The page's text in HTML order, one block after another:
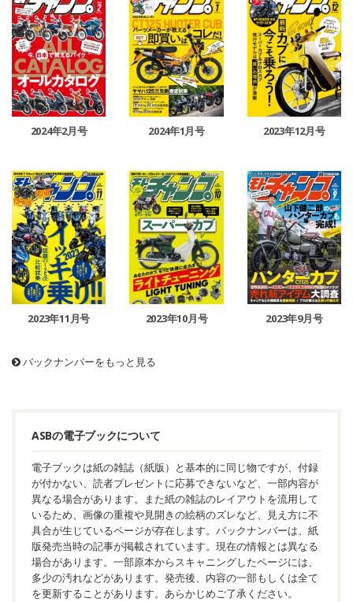
2024年2月号 2024年1月号 2023年12月号
2023年11月号 2023年10月号 2023年9月号
バックナンバーをもっと見る
ASBの電子ブックについて
電子ブックは紙の雑誌（紙版）と基本的に同じ物ですが、付録
が付かない、読者プレゼントに応募できないなど、一部内容が
異なる場合があります。また紙の雑誌のレイアウトを流用して
いるため、画像の重複や見開きの絵柄のズレなど、見え方に不
具合が生じているページが存在します。バックナンバーは、紙
版発売当時の記事が掲載されています。現在の情報とは異なる
場合があります。一部原本からスキャニングしたページには、
多少の汚れなどがあります。発売後、内容の一部もしくは全て
を更新することがあります。あらかじめご了承ください。